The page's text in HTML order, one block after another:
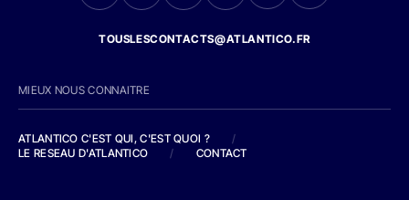
TOUSLESCONTACTS@ATLANTICO.FR
MIEUX NOUS CONNAITRE
ATLANTICO C'EST QUI, C'EST QUOI ?
/
LE RESEAU D'ATLANTICO
/ CONTACT